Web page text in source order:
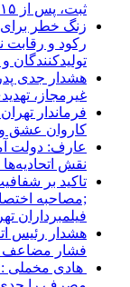
ثبت، پس از ۱۵ روز تخلف محسوب می‌شود
زنگ خطر برای
رکود و رقابت
تولیدکنندگان
هشدار جدی
غیرمجاز،
فرماندار
کاروان عشق و
عارف: دولت
نقش
تاکید بر
;مصاحبه
فیلمبرداران
هشدار رئیس
فشار مضاعف
هادی مخملی :